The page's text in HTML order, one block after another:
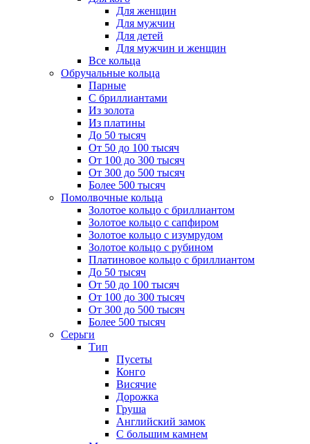
Для женщин
Для мужчин
Для детей
Для мужчин и женщин
Все кольца
Обручальные кольца
Парные
С бриллиантами
Из золота
Из платины
До 50 тысяч
От 50 до 100 тысяч
От 100 до 300 тысяч
От 300 до 500 тысяч
Более 500 тысяч
Помолвочные кольца
Золотое кольцо с бриллиантом
Золотое кольцо с сапфиром
Золотое кольцо с изумрудом
Золотое кольцо с рубином
Платиновое кольцо с бриллиантом
До 50 тысяч
От 50 до 100 тысяч
От 100 до 300 тысяч
От 300 до 500 тысяч
Более 500 тысяч
Серьги
Тип
Пусеты
Конго
Висячие
Дорожка
Груша
Английский замок
С большим камнем